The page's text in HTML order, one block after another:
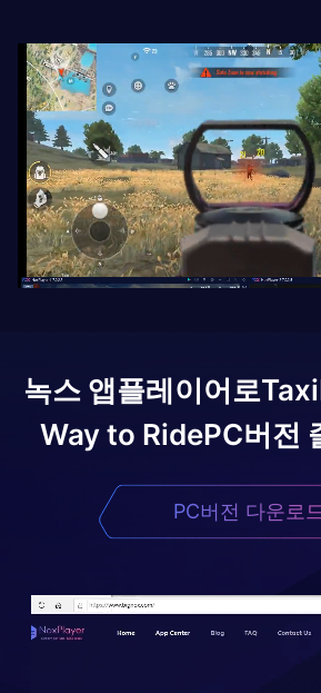
녹스 앱플레이어로
Way to RidePC버전
PC버전 다운로드